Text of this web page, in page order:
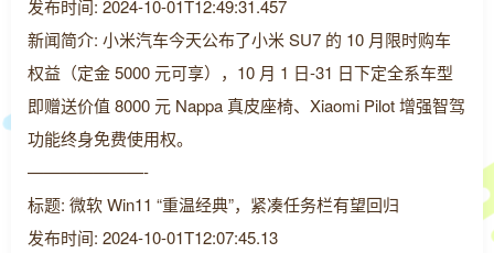
发布时间: 2024-10-01T12:49:31.457
新闻简介: 小米汽车今天公布了小米 SU7 的 10 月限时购车
权益（定金 5000 元可享），10 月 1 日-31 日下定全系车型
即赠送价值 8000 元 Nappa 真皮座椅、Xiaomi Pilot 增强智驾
功能终身免费使用权。
———————-
标题: 微软 Win11 “重温经典”，紧凑任务栏有望回归
发布时间: 2024-10-01T12:07:45.13